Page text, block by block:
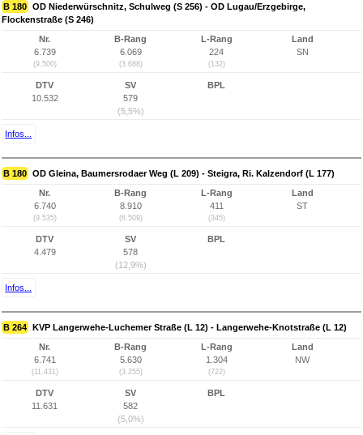
B 180 OD Niederwürschnitz, Schulweg (S 256) - OD Lugau/Erzgebirge,
Flockenstraße (S 246)
Nr.
6.739
(9.500)
B-Rang
6.069
(3.688)
L-Rang
224
(132)
Land
SN
DTV
10.532
SV
579
(5,5%)
BPL
Infos...
B 180 OD Gleina, Baumersrodaer Weg (L 209) - Steigra, Ri. Kalzendorf (L 177)
Nr.
6.740
(9.535)
B-Rang
8.910
(6.509)
L-Rang
411
(345)
Land
ST
DTV
4.479
SV
578
(12,9%)
BPL
Infos...
B 264 KVP Langerwehe-Luchemer Straße (L 12) - Langerwehe-Knotstraße (L 12)
Nr.
6.741
(11.431)
B-Rang
5.630
(3.255)
L-Rang
1.304
(722)
Land
NW
DTV
11.631
SV
582
(5,0%)
BPL